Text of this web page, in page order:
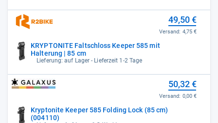
KRYPTONITE Faltschloss Keeper 585 mit
Halterung | 85 cm
Lieferung: auf Lager - Lieferzeit 1-2 Tage
49,50 €
Versand: 4,75 €
Kryptonite Keeper 585 Folding Lock (85 cm)
(004110)
50,32 €
Versand: 0,00 €